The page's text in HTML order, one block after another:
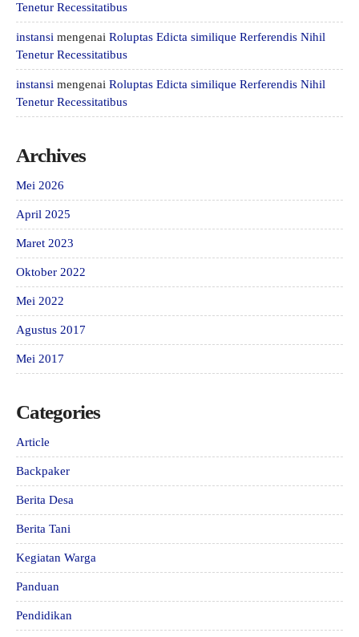
Tenetur Recessitatibus
instansi mengenai Roluptas Edicta similique Rerferendis Nihil
Tenetur Recessitatibus
instansi mengenai Roluptas Edicta similique Rerferendis Nihil
Tenetur Recessitatibus
Archives
Mei 2026
April 2025
Maret 2023
Oktober 2022
Mei 2022
Agustus 2017
Mei 2017
Categories
Article
Backpaker
Berita Desa
Berita Tani
Kegiatan Warga
Panduan
Pendidikan